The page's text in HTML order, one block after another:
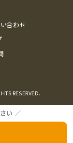
い ／
合わせ
RESERVED.